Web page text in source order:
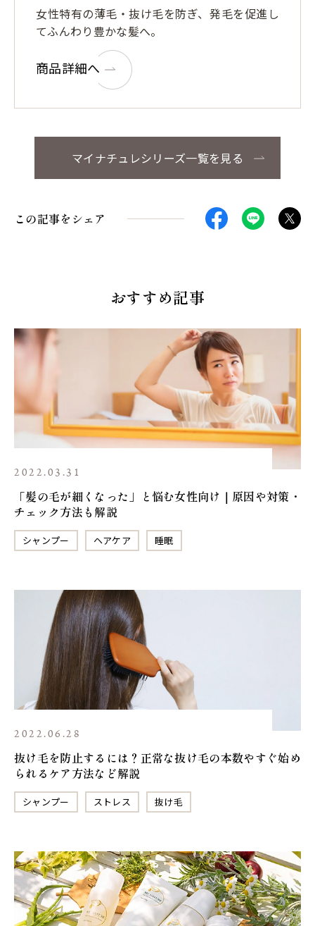
女性特有の薄毛・抜け毛を防ぎ、発毛を促進し
てふんわり豊かな髪へ。
商品詳細へ
マイナチュレシリーズ一覧を見る
この記事をシェア
おすすめ記事
2022.03.31
「髪の毛が細くなった」と悩む女性向け｜原因や対策・
チェック方法も解説
シャンプー ヘアケア 睡眠
2022.06.28
抜け毛を防止するには？正常な抜け毛の本数やすぐ始め
られるケア方法など解説
シャンプー ストレス 抜け毛